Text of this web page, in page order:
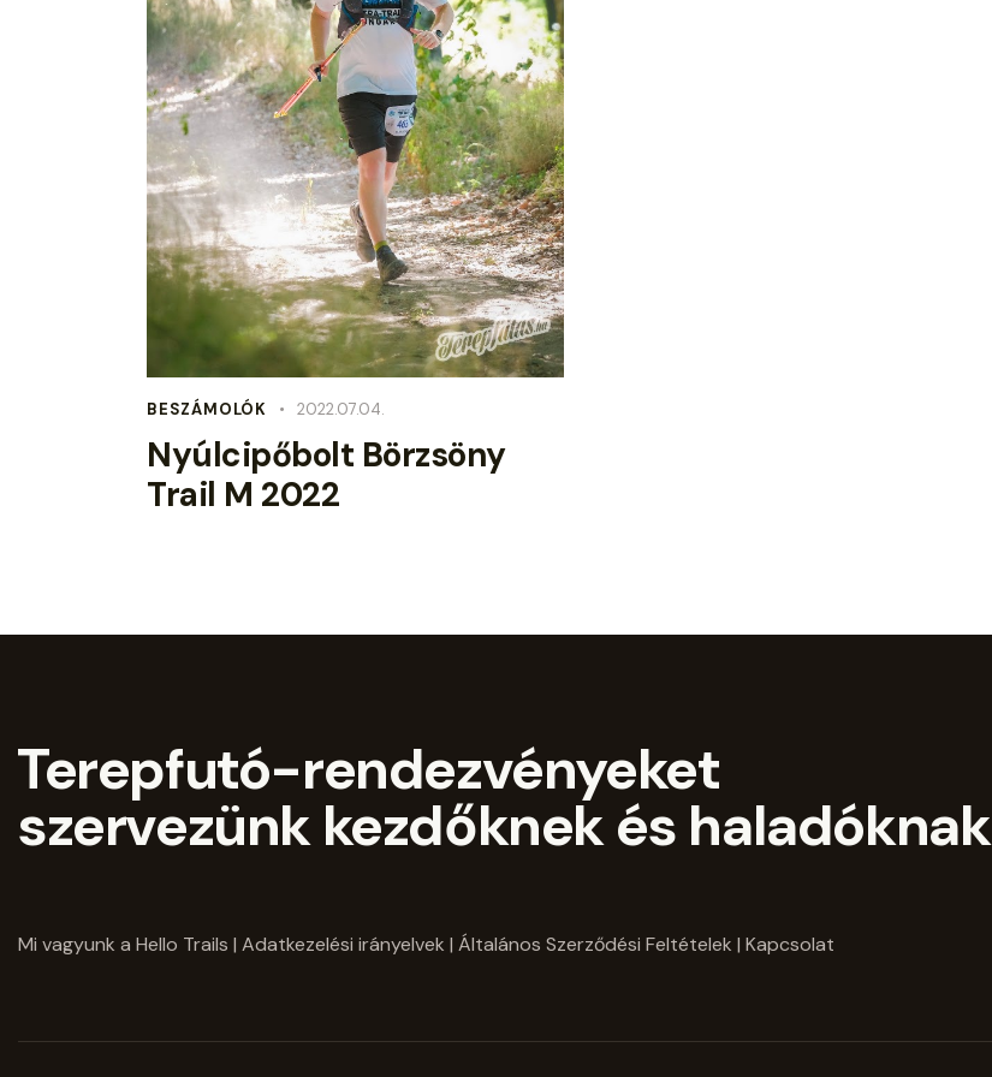
BESZÁMOLÓK 2022.07.04.
Nyúlcipőbolt Börzsöny
Trail M 2022
Terepfutó-rendezvényeket
szervezünk kezdőknek és haladóknak
Mi vagyunk a Hello Trails | Adatkezelési irányelvek | Általános Szerződési Feltételek | Kapcsolat